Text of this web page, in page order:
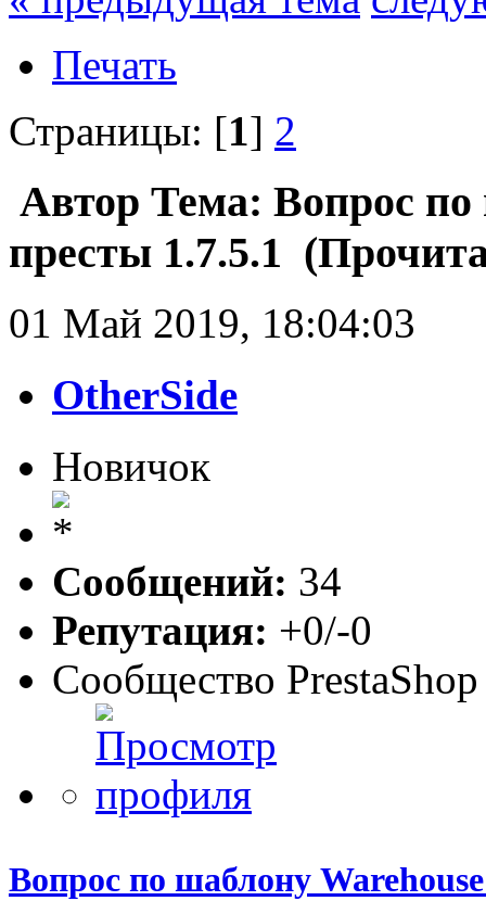
Печать
Страницы: [1] 2
Автор Тема: Вопрос по
престы 1.7.5.1
01 Май 2019, 18:04:03
OtherSide
Новичок
Сообщений: 34
Репутация: +0/-0
Сообщество PrestaShop
Вопрос по шаблону